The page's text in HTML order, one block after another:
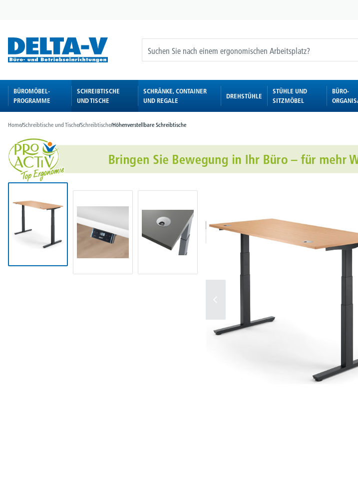
BÜROMÖBEL-
PROGRAMME
SCHREIBTISCHE
UND TISCHE
SCHRÄNKE, CONTAINER
UND REGALE
DREHSTÜHLE
STÜHLE UND
SITZMÖBEL
BÜRO-
Home/Schreibtische und Tische/Schreibtische/Höhenverstellbare Schreibtische